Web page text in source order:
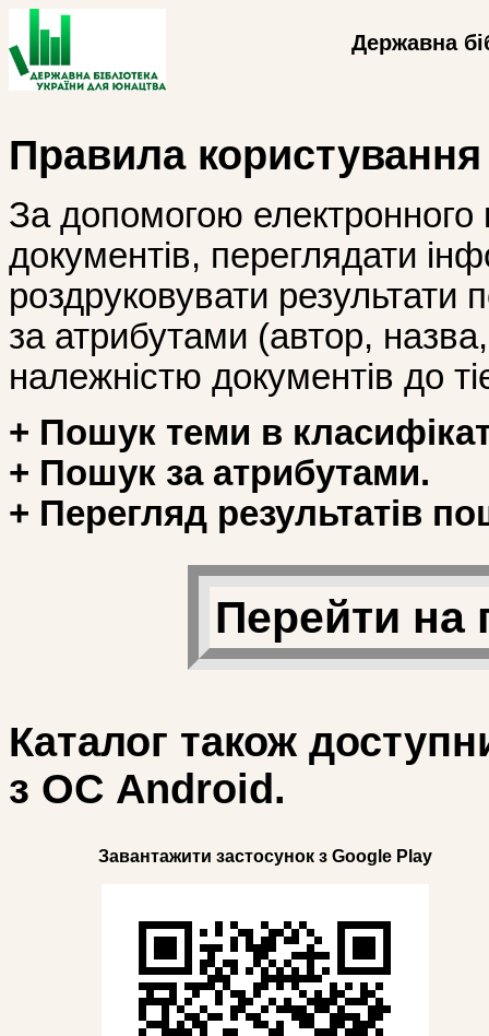
Державна
Правила
За допомогою
документів, переглядати
роздруковувати
за атрибутами (автор, назва,
належністю документів до
+ Пошук теми в
+ Пошук за атрибутами.
+ Перегляд результатів
Перейти на
Каталог також
з ОС Android.
Завантажити застосунок з Google Play